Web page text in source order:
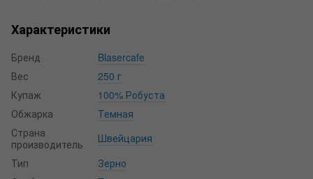
Характеристики
Бренд
Blasercafe
Вес
250 г
Купаж
100% Робуста
Обжарка
Темная
Страна
производитель
Швейцария
Тип
Зерно